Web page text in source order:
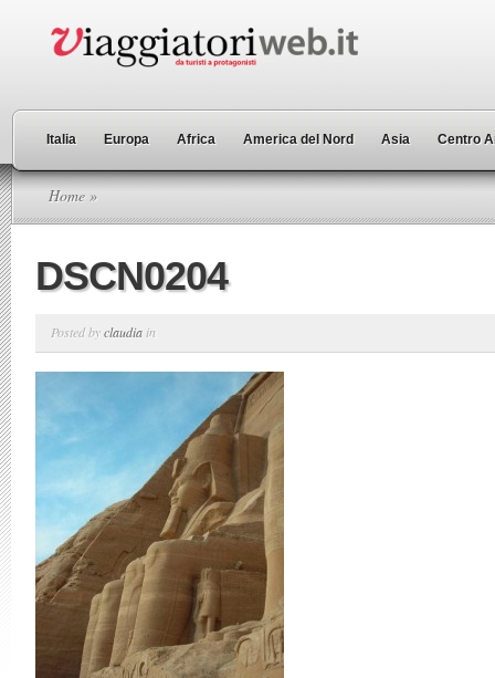
Italia Europa Africa America del Nord Asia Centro
Home »
DSCN0204
Posted byclaudia in